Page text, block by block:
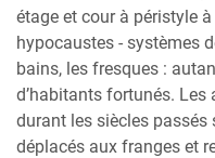
étage et cour à péristyle à
hypocaustes - systèmes
bains, les fresques :
d’habitants fortunés.
durant les siècles passés
déplacés aux franges et